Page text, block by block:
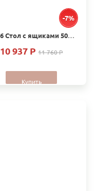
-7%
МН76 Стол с ящиками 500х540х860 без столешницы Дуб
10 937 P11 760 P
Купить